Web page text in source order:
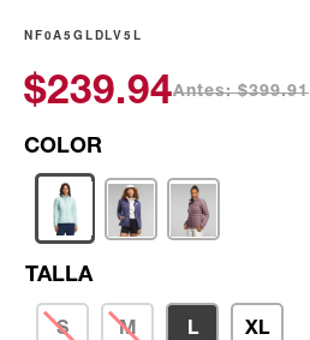
NF0A5GLDLV5L
$239.94Antes: $399.91
TALLA
S M L XL